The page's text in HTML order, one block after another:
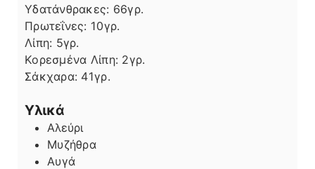
Υδατάνθρακες: 66γρ.
Πρωτεΐνες: 10γρ.
Λίπη
Λίπη: 5γρ.
Κορεσμένα Λίπη: 2γρ.
Σάκχαρα: 41γρ.
Υλικά
Αλεύρι
Μυζήθρα
Αυγά